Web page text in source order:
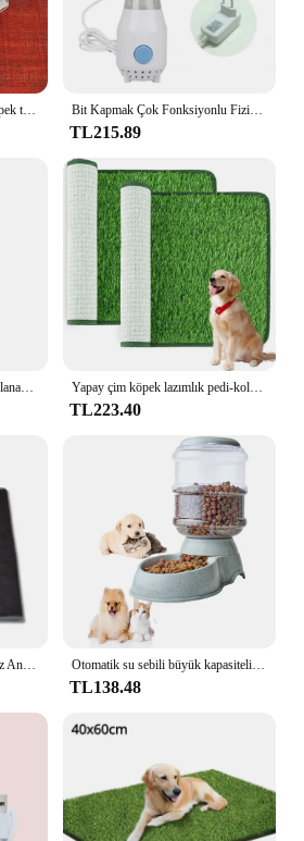
with a reliable tool for the
pet's hooves.
3 adet duvara monte köpek köpek tuvalet pedi klip tutucu-stickable plastik malzeme Pet temizlik için-yüksüz, köpekler için uygun Bit Kapmak Çok Fonksiyonlu Fiziksel Pire Temizleme Katil Fırça Evcil Hayvanlar Elektrikli Pire Tarağı Köpekler Kediler için Saç Temizleyici Tarak
TL215.89
Kedi köpek tırnak makası ayarlanabilir delik ile profesyonel evcil hayvan tırnak Clippers tırnak aşırı kesme yavru kedi pençe bakım aracı önlemek için Yapay çim köpek lazımlık pedi-kolay temizlenebilir, kokuya dayanıklı, kapalı/açık evcil hayvan eğitim çözümü
TL223.40
Pet özel pisuar ped su geçirmez Antiskid nefes Pet kedi köpek kat Mat kullanımlık yavru köpek eğitim pedi uyku pedi köpek malzemeleri Otomatik su sebili büyük kapasiteli Pet besleyici küçük köpek maması kasesi kedi besleyici suluk Pet besleme tiryakisi su kasesi
TL138.48